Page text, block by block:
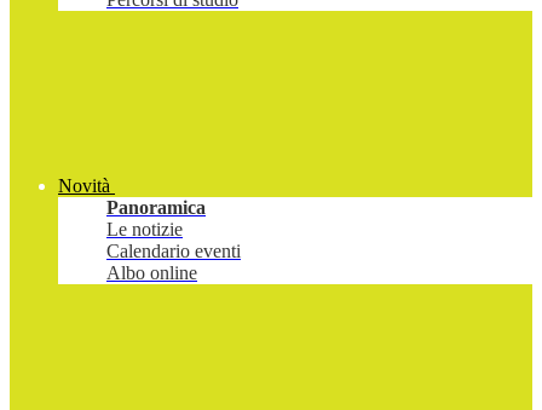
Novità
Panoramica
Le notizie
Calendario eventi
Albo online